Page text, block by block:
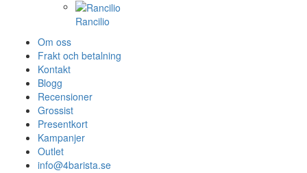
Rancilio
Om oss
Frakt och betalning
Kontakt
Blogg
Recensioner
Grossist
Presentkort
Kampanjer
Outlet
info@4barista.se